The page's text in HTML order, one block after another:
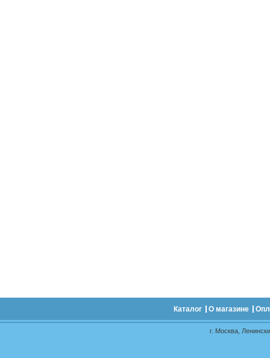
Каталог О магазине
г. Москва,